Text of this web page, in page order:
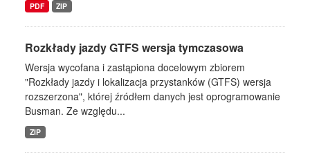
PDF ZIP
Rozkłady jazdy GTFS wersja tymczasowa
Wersja wycofana i zastąpiona docelowym zbiorem
"Rozkłady jazdy i lokalizacja przystanków (GTFS) wersja
rozszerzona", której źródłem danych jest oprogramowanie
Busman. Ze względu...
ZIP